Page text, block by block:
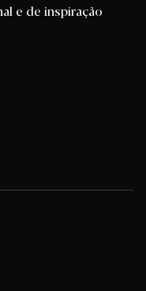
e de inspiração